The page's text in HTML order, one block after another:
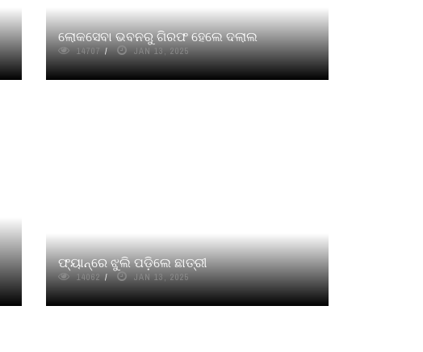
ଲୋକସେବା ଭବନରୁ ଗିରଫ ହେଲେ ଦଲାଲ
14707 JAN 13, 2025
ଫ୍ୟାନ୍‌ରେ ଝୁଲି ପଡ଼ିଲେ ଛାତ୍ରୀ
14062 JAN 13, 2025